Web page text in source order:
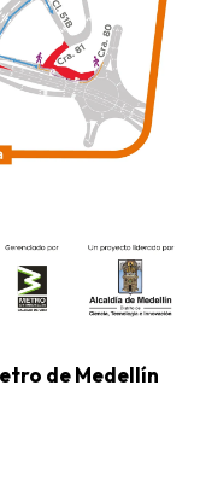
de Medellín